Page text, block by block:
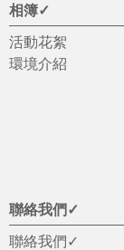
相簿✓
活動花絮
環境介紹
聯絡我們✓
聯絡我們✓